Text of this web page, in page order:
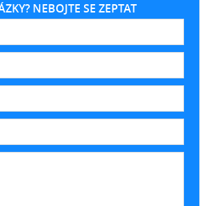
NEBOJTE SE ZEPTAT